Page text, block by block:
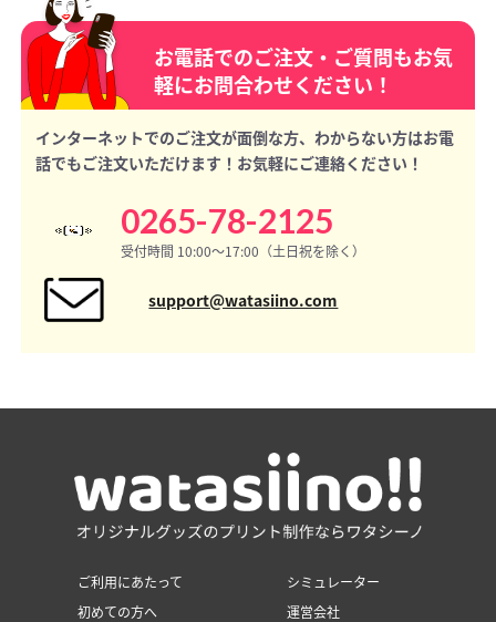
お電話でのご注文・ご質問もお気
軽にお問合わせください！
インターネットでのご注文が面倒な方、わからない方はお電
話でもご注文いただけます！お気軽にご連絡ください！
0265-78-2125
受付時間 10:00〜17:00（土日祝を除く）
support@watasiino.com
ご利用にあたって
シミュレーター
初めての方へ
運営会社